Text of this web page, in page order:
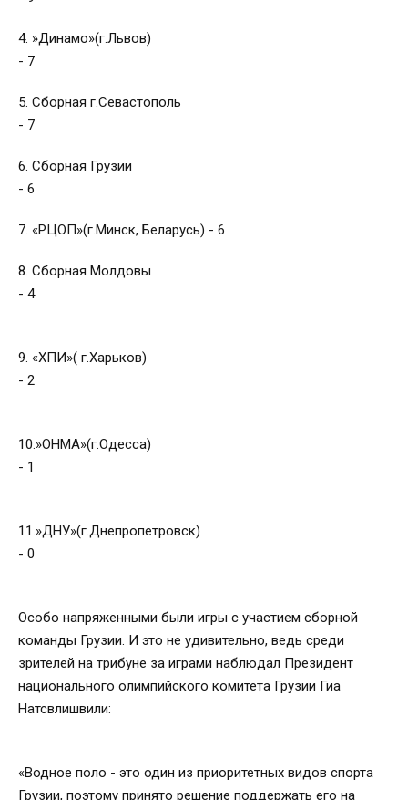
4. »Динамо»(г.Львов)
- 7
5. Сборная г.Севастополь
- 7
6. Сборная Грузии
- 6
7. «РЦОП»(г.Минск, Беларусь) - 6
8. Сборная Молдовы
- 4
9. «ХПИ»( г.Харьков)
- 2
10.»ОНМА»(г.Одесса)
- 1
11.»ДНУ»(г.Днепропетровск)
- 0
Особо напряженными были игры с участием сборной
команды Грузии. И это не удивительно, ведь среди
зрителей на трибуне за играми наблюдал Президент
национального олимпийского комитета Грузии Гиа
Натсвлишвили:
«Водное поло - это один из приоритетных видов спорта
Грузии, поэтому принято решение поддержать его на